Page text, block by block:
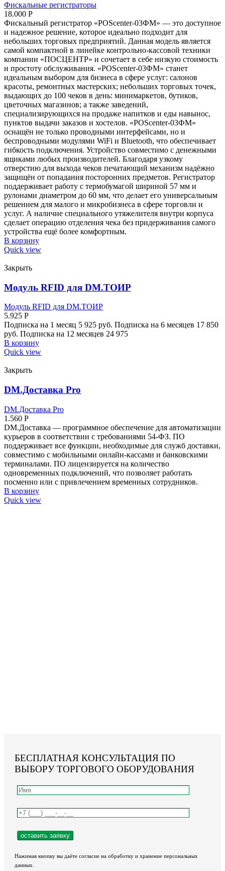
Фискальные регистраторы
18.000 Р
Фискальный регистратор «POScenter-03ФМ» — это доступное
и надежное решение, которое идеально подходит для
небольших торговых предприятий. Данная модель является
самой компактной в линейке контрольно-кассовой техники
компании «ПОСЦЕНТР» и сочетает в себе низкую стоимость
и простоту обслуживания. «POScenter-03ФМ» станет
идеальным выбором для бизнеса в сфере услуг: салонов
красоты, ремонтных мастерских; небольших торговых точек,
выдающих до 100 чеков в день: минимаркетов, бутиков,
цветочных магазинов; а также заведений,
специализирующихся на продаже напитков и еды навынос,
пунктов выдачи заказов и хостелов. «POScenter-03ФМ»
оснащён не только проводными интерфейсами, но и
беспроводными модулями WiFi и Bluetooth, что обеспечивает
гибкость подключения. Устройство совместимо с денежными
ящиками любых производителей. Благодаря узкому
отверстию для выхода чеков печатающий механизм надёжно
защищён от попадания посторонних предметов. Регистратор
поддерживает работу с термобумагой шириной 57 мм и
рулонами диаметром до 60 мм, что делает его универсальным
решением для малого и микробизнеса в сфере торговли и
услуг. А наличие специального утяжелителя внутри корпуса
сделает операцию отделения чека без придерживания самого
устройства ещё более комфортным.
В корзину
Quick view
Закрыть
Модуль RFID для DM.ТОИР
Модуль RFID для DM.ТОИР
5.925 Р
Подписка на 1 месяц 5 925 руб. Подписка на 6 месяцев 17 850
руб. Подписка на 12 месяцев 24 975
В корзину
Quick view
Закрыть
DM.Доставка Pro
DM.Доставка Pro
1.560 Р
DM.Доставка — программное обеспечение для автоматизации
курьеров в соответствии с требованиями 54-ФЗ. ПО
поддерживает все функции, необходимые для служб доставки,
совместимо с мобильными онлайн-кассами и банковскими
терминалами. ПО лицензируется на количество
одновременных подключений, что позволяет работать
посменно или с привлечением временных сотрудников.
В корзину
Quick view
БЕСПЛАТНАЯ КОНСУЛЬТАЦИЯ ПО
ВЫБОРУ ТОРГОВОГО ОБОРУДОВАНИЯ
Нажимая кнопку вы даёте согласие на обработку и хранение персональных
данных.